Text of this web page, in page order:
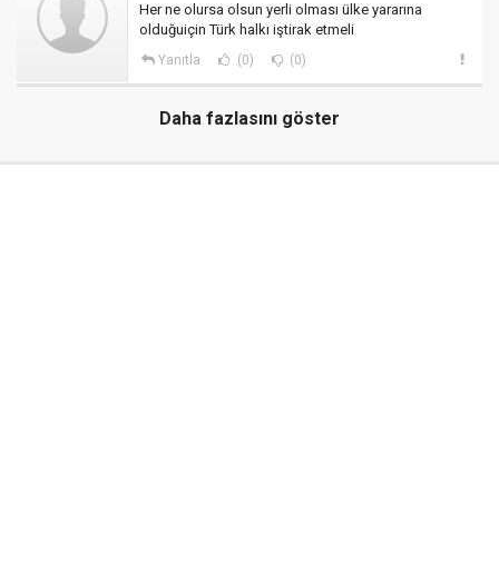
Her ne olursa olsun yerli olması ülke yararına
olduğuiçin Türk halkı iştirak etmeli
Yanıtla (0) (0)
Daha fazlasını göster